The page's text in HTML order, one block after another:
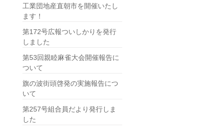
工業団地産直朝市を開催いたし
ます！
第172号広報ついしかりを発行
しました
第53回親睦麻雀大会開催報告に
ついて
旗の波街頭啓発の実施報告につ
いて
第257号組合員だより発行しま
した